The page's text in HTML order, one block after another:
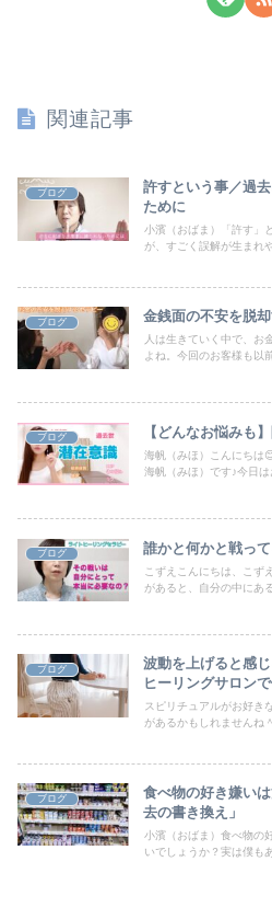
関連記事
ブログ
許すという事／過
ために
小濱（おばま）「許す」
が、すごく誤解が生まれ
ブログ 金銭面の不安を脱
人は生きていく中で、お
よね。今回のお客様も以
ブログ 【どんなお悩みも
海帆（みほ）こんにちは
海帆（みほ）です♪今日は
ブログ 誰かと何かと戦っ
こずえこんにちは、こず
があると、自分の中にあ
ブログ
波動を上げると感
ヒーリングサロン
スピリチュアルがお好き
があるかもしれませんね
ブログ
食べ物の好き嫌い
去の書き換え」
小濱（おばま）食べ物の
いでしょうか？実は僕も